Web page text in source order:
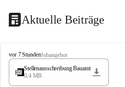
Aktuelle Beiträge
S
t
s
vor 7 StundenJobangebot
Stellenausschreibung Bauamt
0,4 MB